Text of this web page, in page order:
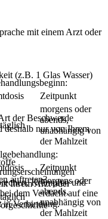
mit einem Arzt oder
(z.B. 1 Glas Wasser)
der Beschwerde
deshalb nur von Ihrem
Krämpfen und
dem Verdacht auf eine
in Verbindung.
Zeitpunkt
morgens oder
abends,
unabhängig von
der Mahlzeit
Zeitpunkt
morgens oder
abends,
unabhängig von
der Mahlzeit
Ihrem Arzt oder
auftreten?